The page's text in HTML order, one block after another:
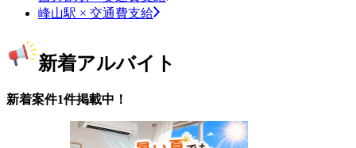
峰山駅 × 交通費支給
新着アルバイト
新着案件1件掲載中！